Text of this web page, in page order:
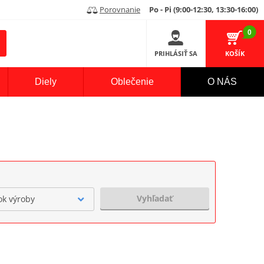
Porovnanie Po - Pi (9:00-12:30, 13:30-16:00)
PRIHLÁSIŤ SA
0
KOŠÍK
Diely Oblečenie O NÁS
výroby Vyhľadať